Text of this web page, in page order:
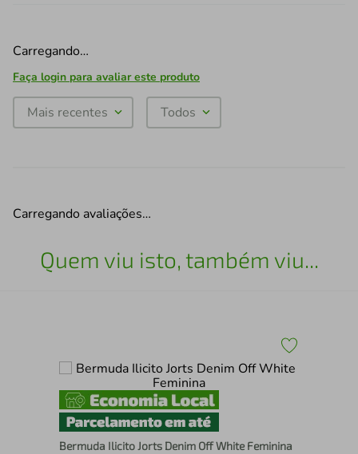
Carregando…
Faça login para avaliar este produto
Mais recentes Todos
Carregando avaliações…
Quem viu isto, também viu...
Bermuda Ilicito Jorts Denim Off White Feminina